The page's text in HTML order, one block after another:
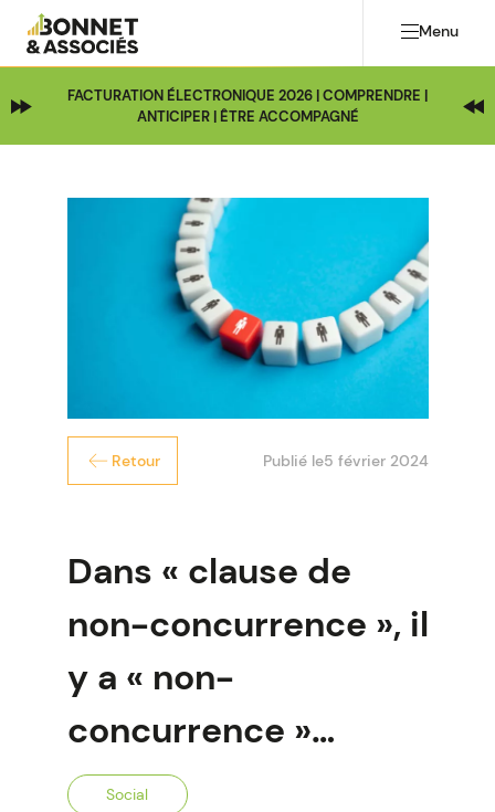
Menu
FACTURATION ÉLECTRONIQUE 2026 | COMPRENDRE |
ANTICIPER | ÊTRE ACCOMPAGNÉ
Retour Publié le5 février 2024
Dans « clause de
non-concurrence », il
y a « non-
concurrence »…
Social